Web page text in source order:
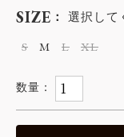
SIZE 選択して
S
M L XL